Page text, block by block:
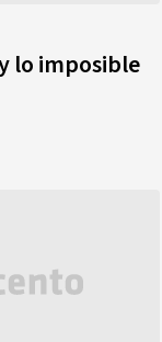
lo imposible